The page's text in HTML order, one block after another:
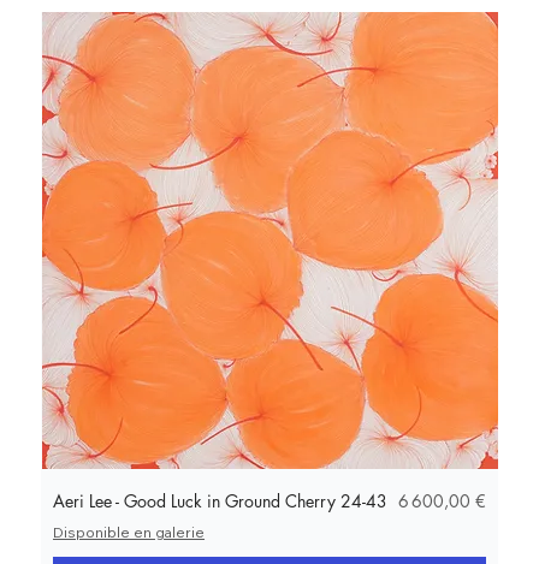
Aeri Lee - Good Luck in Ground Cherry 24-43 Prix
6 600,00 €
Disponible en galerie